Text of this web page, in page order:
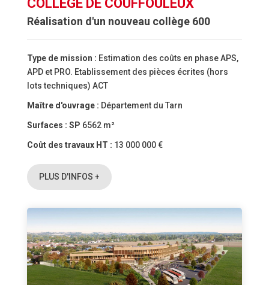
COLLÈGE DE COUFFOULEUX
Réalisation d'un nouveau collège 600
Type de mission : Estimation des coûts en phase APS,
APD et PRO. Etablissement des pièces écrites (hors
lots techniques) ACT
Maître d'ouvrage : Département du Tarn
Surfaces : SP 6562 m²
Coût des travaux HT : 13 000 000 €
PLUS D'INFOS +